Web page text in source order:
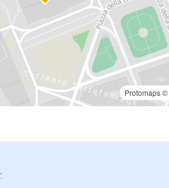
Protomaps©